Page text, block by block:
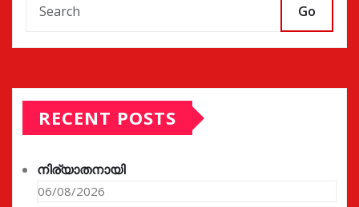
Go
RECENT POSTS
നിര്യാതനായി
06/08/2026